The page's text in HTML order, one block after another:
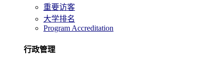
重要访客
大学排名
Program Accreditation
行政管理